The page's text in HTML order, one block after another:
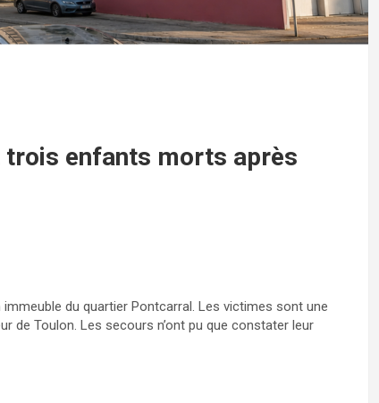
trois enfants morts après
du quartier Pontcarral. Les victimes sont une
de Toulon. Les secours n’ont pu que constater leur